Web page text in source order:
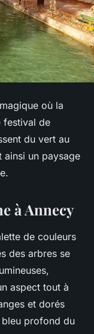
où la
festival de
du vert au
ainsi un paysage
à Annecy
de couleurs
des arbres se
aspect tout à
et dorés
profond du